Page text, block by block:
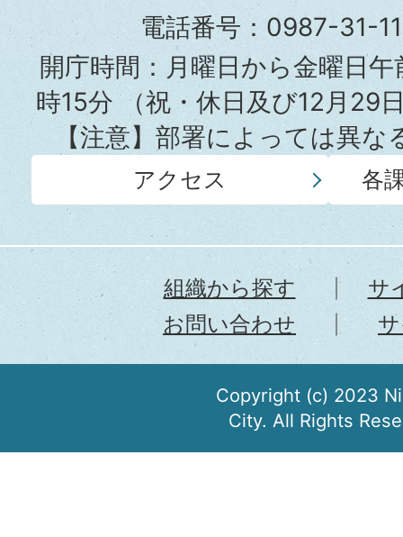
役
所
電話番号：0987-31-
開庁時間：月曜日から金曜日
時15分（祝・休日及び12月29
【注意】部署によっては異
アクセス 各
組織から探す
サ
お問い合わせ
Copyright (c) 2023
City. All Rights